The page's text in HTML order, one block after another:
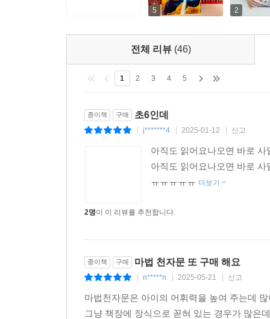
5 2
전체 리뷰 (46)
1 2 3 4 5
종이책 구매 초6인데
j*******4 2025-01-12 신고
아직도 읽어요나오면 바로
아직도 읽어요나오면 바로
ㅠㅠㅠㅠㅠ 더보기
2명이 이 리뷰를 추천합니다.
종이책 구매 마법 천자문 또 구매 해요
n*****n 2025-05-21 신고
마법천자문은 아이의 어휘력을 높여 주는데
그냥 책장에 장식으로 꼳혀 있는 경우가 많은